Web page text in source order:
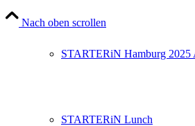
STARTERiN Hamburg 2025
STARTERiN Lunch
Nach oben scrollen